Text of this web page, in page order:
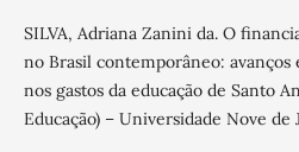
SILVA, Adriana Zanini da. O
no Brasil contemporâneo: avanços
nos gastos da educação de Santo
Educação) – Universidade Nove de